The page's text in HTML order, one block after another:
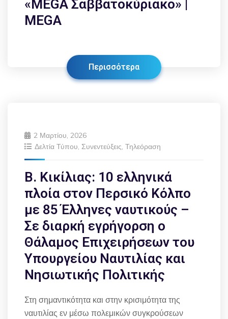
«MEGA Σαββατοκύριακο» |
MEGA
Περισσότερα
2 Μαρτίου, 2026
Δελτία Τύπου, Συνεντεύξεις, Τηλεόραση
Β. Κικίλιας: 10 ελληνικά
πλοία στον Περσικό Κόλπο
με 85 Έλληνες ναυτικούς –
Σε διαρκή εγρήγορση ο
Θάλαμος Επιχειρήσεων του
Υπουργείου Ναυτιλίας και
Νησιωτικής Πολιτικής
Στη σημαντικότητα και στην κρισιμότητα της
ναυτιλίας εν μέσω πολεμικών συγκρούσεων